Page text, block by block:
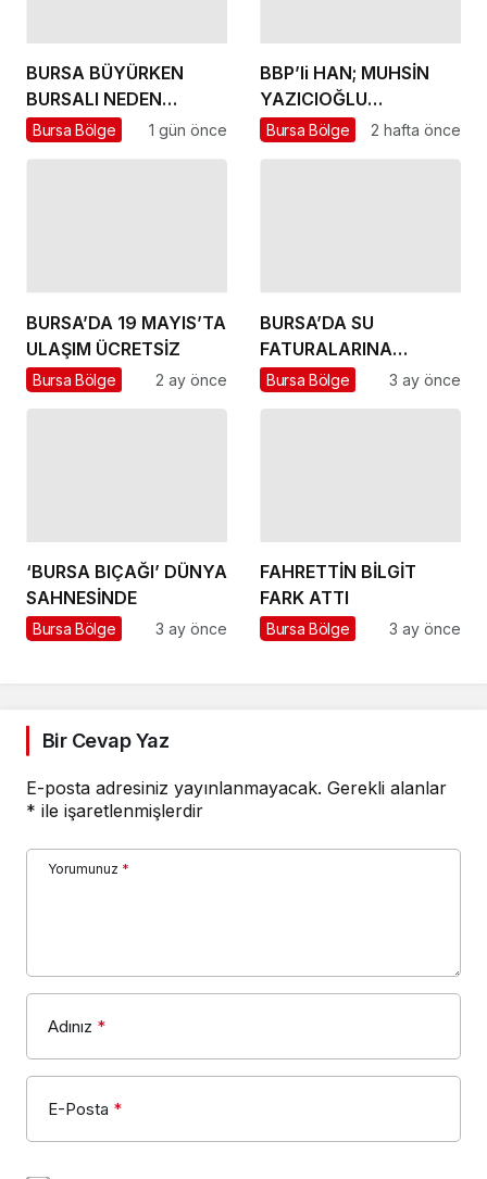
BURSA BÜYÜRKEN
BURSALI NEDEN
YOKSULLAŞIYOR
Bursa Bölge 1 gün önce
BBP’li HAN; MUHSİN
YAZICIOĞLU
DAVASINDA ADALET
Bursa Bölge 2 hafta önce
BURSA’DA 19 MAYIS’TA
ULAŞIM ÜCRETSİZ
Bursa Bölge 2 ay önce
BURSA’DA SU
FATURALARINA
İNDİRİM
Bursa Bölge 3 ay önce
‘BURSA BIÇAĞI’ DÜNYA
SAHNESİNDE
Bursa Bölge 3 ay önce
FAHRETTİN BİLGİT
FARK ATTI
Bursa Bölge 3 ay önce
Bir Cevap Yaz
E-posta adresiniz yayınlanmayacak. Gerekli alanlar
* ile işaretlenmişlerdir
Yorumunuz *
Adınız *
E-Posta *